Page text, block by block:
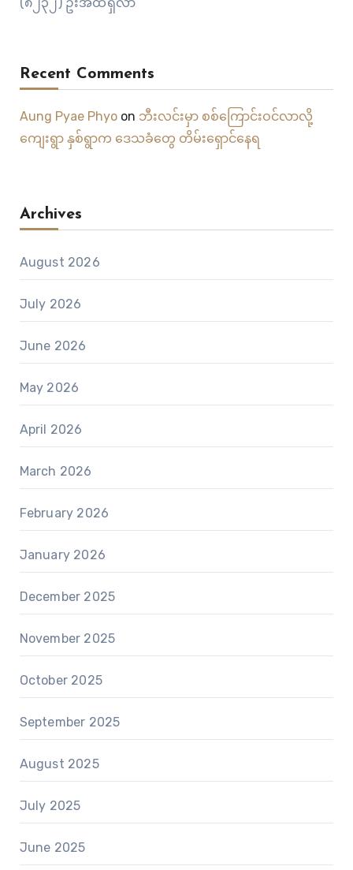
(၈၂၃၂) ဦးအထိရှိလာ
Recent Comments
Aung Pyae Phyoon ဘီးလင်းမှာ စစ်ကြောင်းဝင်လာလို့
ကျေးရွာ နှစ်ရွာက ဒေသခံတွေ တိမ်းရှောင်နေရ
Archives
August 2026
July 2026
June 2026
May 2026
April 2026
March 2026
February 2026
January 2026
December 2025
November 2025
October 2025
September 2025
August 2025
July 2025
June 2025